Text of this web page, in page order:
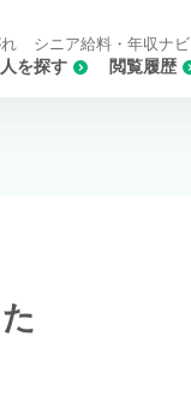
を探す 閲覧履歴
シニア給料・年収ナビ